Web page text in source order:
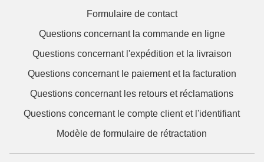
Formulaire de contact
Questions concernant la commande en ligne
Questions concernant l'expédition et la livraison
Questions concernant le paiement et la facturation
Questions concernant les retours et réclamations
Questions concernant le compte client et l'identifiant
Modèle de formulaire de rétractation